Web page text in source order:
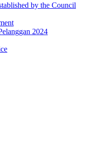
by the Council
2024